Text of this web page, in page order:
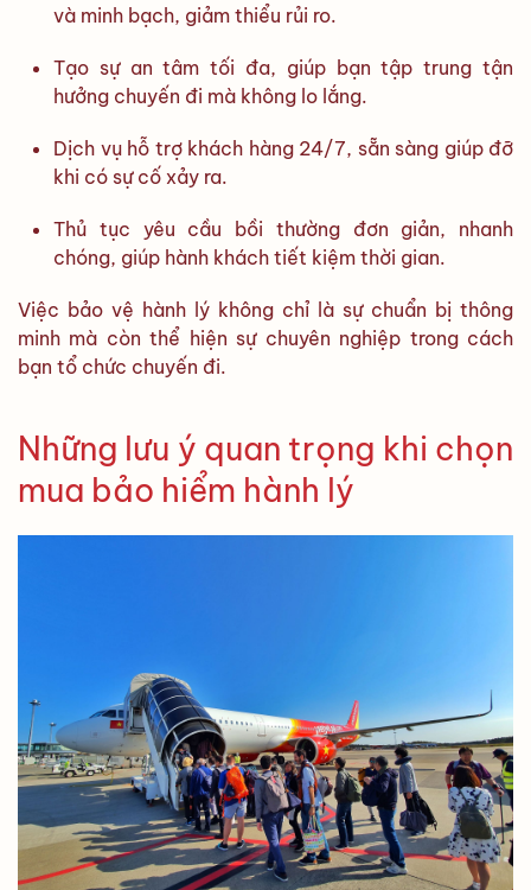
và minh bạch, giảm thiểu rủi ro.
Tạo sự an tâm tối đa, giúp bạn tập trung tận
hưởng chuyến đi mà không lo lắng.
Dịch vụ hỗ trợ khách hàng 24/7, sẵn sàng giúp đỡ
khi có sự cố xảy ra.
Thủ tục yêu cầu bồi thường đơn giản, nhanh
chóng, giúp hành khách tiết kiệm thời gian.
Việc bảo vệ hành lý không chỉ là sự chuẩn bị thông
minh mà còn thể hiện sự chuyên nghiệp trong cách
bạn tổ chức chuyến đi.
Những lưu ý quan trọng khi chọn
mua bảo hiểm hành lý